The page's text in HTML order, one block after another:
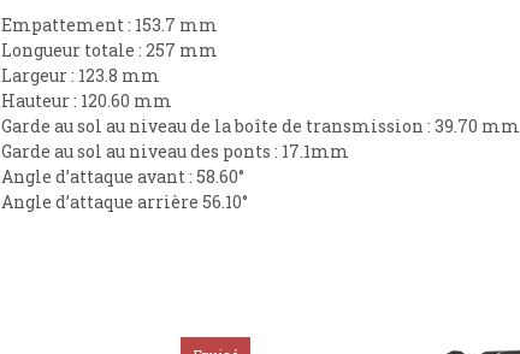
Empattement : 153.7 mm
Longueur totale : 257 mm
Largeur : 123.8 mm
Hauteur : 120.60 mm
Garde au sol au niveau de la boîte de transmission : 39.70 mm
Garde au sol au niveau des ponts : 17.1mm
Angle d’attaque avant : 58.60°
Angle d’attaque arrière 56.10°